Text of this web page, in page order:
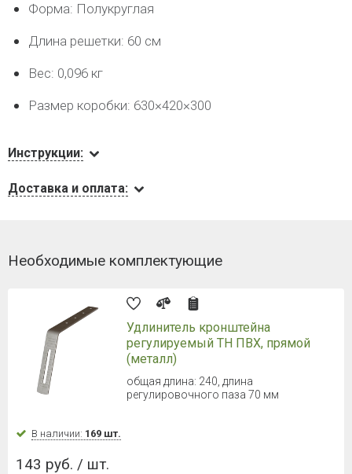
Форма: Полукруглая
Длина решетки: 60 см
Вес: 0,096 кг
Размер коробки: 630×420×300
Инструкции:
Доставка и оплата:
Необходимые комплектующие
Удлинитель кронштейна
регулируемый ТН ПВХ, прямой
(металл)
общая длина: 240, длина
регулировочного паза 70 мм
В наличии: 169 шт.
143 руб. / шт.